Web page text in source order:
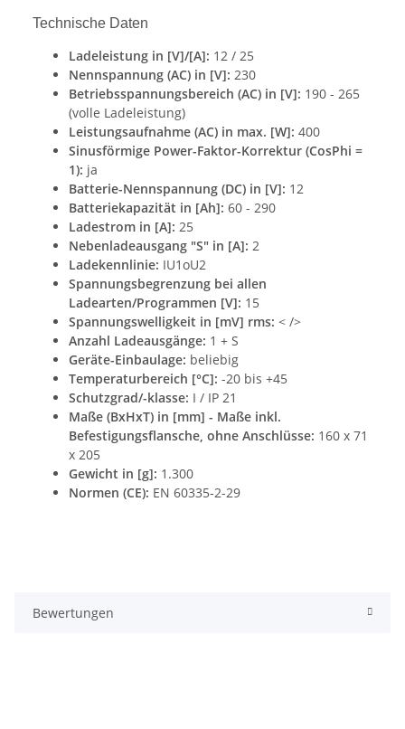
Technische Daten
Ladeleistung in [V]/[A]: 12 / 25
Nennspannung (AC) in [V]: 230
Betriebsspannungsbereich (AC) in [V]: 190 - 265
(volle Ladeleistung)
Leistungsaufnahme (AC) in max. [W]: 400
Sinusförmige Power-Faktor-Korrektur (CosPhi =
1): ja
Batterie-Nennspannung (DC) in [V]: 12
Batteriekapazität in [Ah]: 60 - 290
Ladestrom in [A]: 25
Nebenladeausgang "S" in [A]: 2
Ladekennlinie: IU1oU2
Spannungsbegrenzung bei allen
Ladearten/Programmen [V]: 15
Spannungswelligkeit in [mV] rms: < />
Anzahl Ladeausgänge: 1 + S
Geräte-Einbaulage: beliebig
Temperaturbereich [°C]: -20 bis +45
Schutzgrad/-klasse: I / IP 21
Maße (BxHxT) in [mm] - Maße inkl.
Befestigungsflansche, ohne Anschlüsse: 160 x 71
x 205
Gewicht in [g]: 1.300
Normen (CE): EN 60335-2-29
Bewertungen